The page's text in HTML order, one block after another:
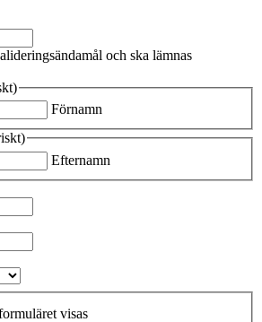
och ska lämnas
Förnamn
Efternamn
visas